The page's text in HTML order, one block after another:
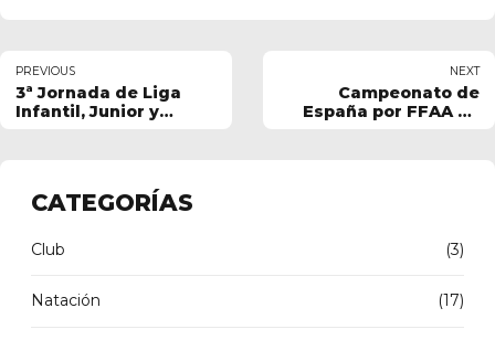
PREVIOUS
3ª Jornada de Liga
Infantil, Junior y
NEXT
Campeonato de
España por FFAA en
CATEGORÍAS
Club (3)
Natación (17)